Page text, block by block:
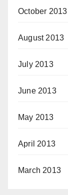
October 2013
August 2013
July 2013
June 2013
May 2013
April 2013
March 2013